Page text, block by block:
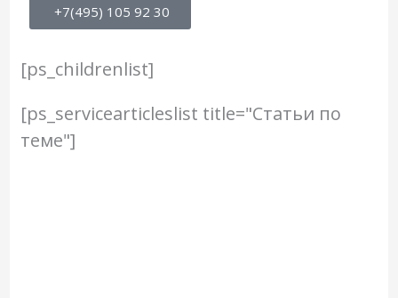
+7(495) 105 92 30
[ps_childrenlist]
[ps_servicearticleslist title="Статьи по
теме"]